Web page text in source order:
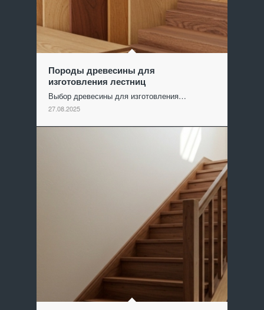
Породы древесины для
изготовления лестниц
Выбор древесины для изготовления…
27.08.2025